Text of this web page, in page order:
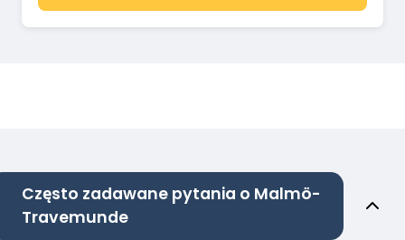
Często zadawane pytania o Malmö-
Travemunde